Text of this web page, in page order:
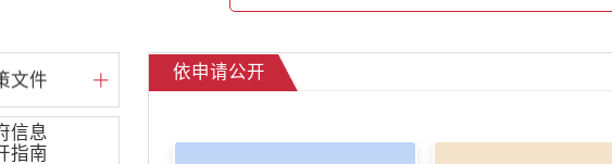
文件
信息
指南
依申请公开